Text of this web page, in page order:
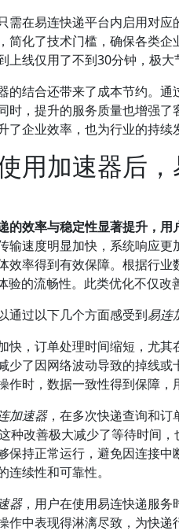
需在易连快递平台内启用对
简化了技术门槛，确保各类
上线仅用了不到30分钟，极大
的结合还带来了成本节约。
时，提升的服务质量也增强
了企业效率，也为行业的持续
用加速器后
的效率与稳定性显著提升，用
输速度明显加快，系统响应
效率得到有效保障。根据行
验的流畅性。此类优化不仅改
通过以下几个方面感受到易连
快，订单处理时间缩短，尤其
少了因网络波动导致的掉线或
作时，数据一致性得到保障，
加速器，在多次快递查询和订
种改善极大减少了等待时间
保持正常运行，避免因连接
续性和可靠性。
器，用户在使用易连快递服
作中表现得淋漓尽致，为快